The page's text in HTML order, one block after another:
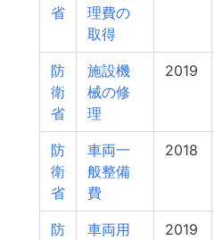
省
理費の
取得
防
衛
省
施設機
械の修
理
2019
防
衛
省
車両一
般整備
費
2018
防
車両用
2019